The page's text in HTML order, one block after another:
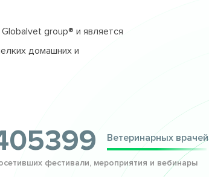
group® и является
домашних и
Ветеринарных врачей
фестивали, мероприятия и вебинары